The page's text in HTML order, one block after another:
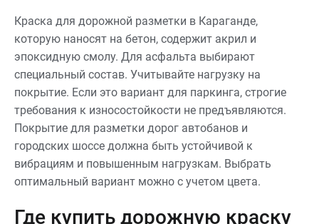
Краска для дорожной разметки в Караганде,
которую наносят на бетон, содержит акрил и
эпоксидную смолу. Для асфальта выбирают
специальный состав. Учитывайте нагрузку на
покрытие. Если это вариант для паркинга, строгие
требования к износостойкости не предъявляются.
Покрытие для разметки дорог автобанов и
городских шоссе должна быть устойчивой к
вибрациям и повышенным нагрузкам. Выбрать
оптимальный вариант можно с учетом цвета.
Где купить дорожную краску